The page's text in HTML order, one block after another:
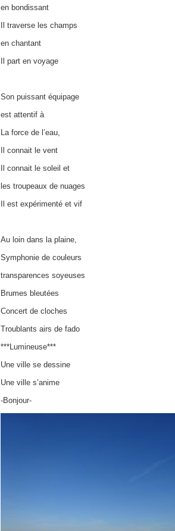
en bondissant
Il traverse les champs
en chantant
Il part en voyage
Son puissant équipage
est attentif à
La force de l’eau,
Il connait le vent
Il connait le soleil et
les troupeaux de nuages
Il est expérimenté et vif
Au loin dans la plaine,
Symphonie de couleurs
transparences soyeuses
Brumes bleutées
Concert de cloches
Troublants airs de fado
***Lumineuse***
Une ville se dessine
Une ville s’anime
-Bonjour-